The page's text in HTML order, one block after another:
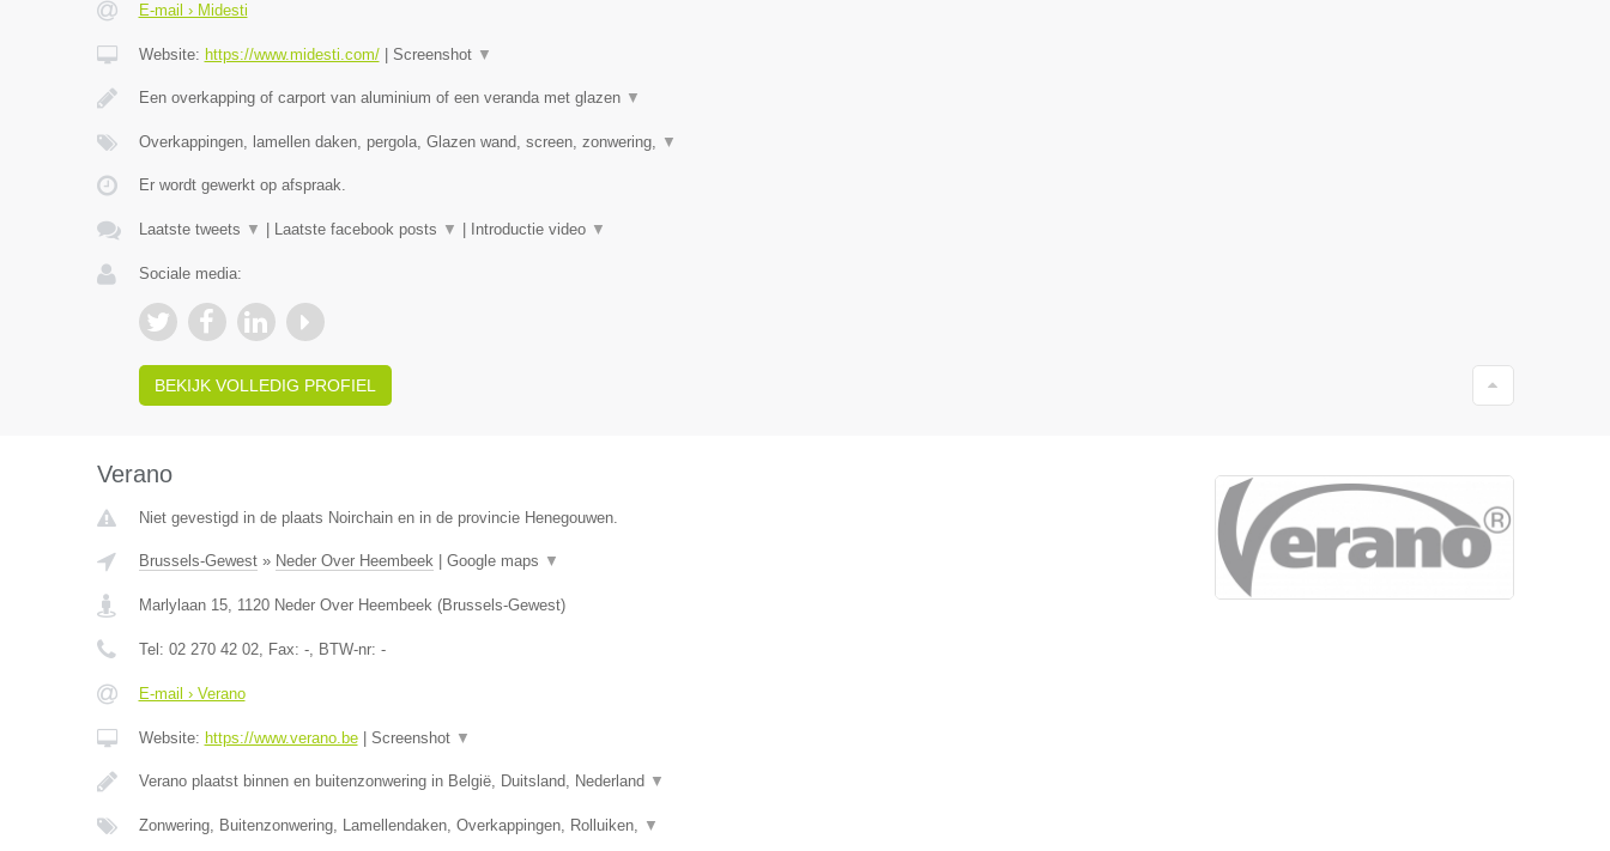
E-mail › Midesti
Website: https://www.midesti.com/| Screenshot ▼
Een overkapping of carport van aluminium of een veranda met glazen ▼
Overkappingen, lamellen daken, pergola, Glazen wand, screen, zonwering, ▼
Er wordt gewerkt op afspraak.
Laatste tweets ▼ Laatste facebook posts ▼ Introductie video ▼
Sociale media:
BEKIJK VOLLEDIG PROFIEL
Verano
Niet gevestigd in de plaats Noirchain en in de provincie Henegouwen.
Brussels-Gewest» Neder Over Heembeek| Google maps ▼
Marlylaan 15, 1120 Neder Over Heembeek(Brussels-Gewest)
Tel: 02 270 42 02, Fax: -, BTW-nr: -
E-mail › Verano
Website: https://www.verano.be| Screenshot ▼
Verano plaatst binnen en buitenzonwering in België, Duitsland, Nederland ▼
Zonwering, Buitenzonwering, Lamellendaken, Overkappingen, Rolluiken, ▼